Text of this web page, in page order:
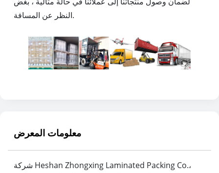
النظر عن المسافة.
معلومات المعرض
شركة Heshan Zhongxing Laminated Packing Co.،